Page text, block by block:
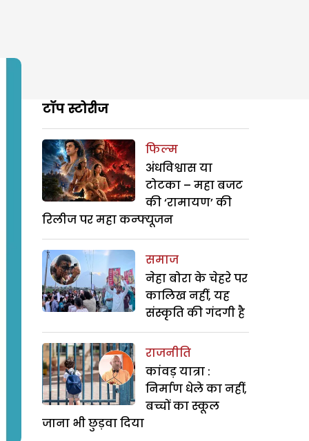
टॉप स्टोरीज
फिल्म
अंधविश्वास या
टोटका – महा बजट
की ‘रामायण’ की
रिलीज पर महा कन्फ्यूजन
समाज
नेहा बोरा के चेहरे पर
कालिख नहीं, यह
संस्कृति की गंदगी है
राजनीति
कांवड़ यात्रा :
निर्माण धेले का नहीं,
बच्चों का स्कूल
जाना भी छुड़वा दिया